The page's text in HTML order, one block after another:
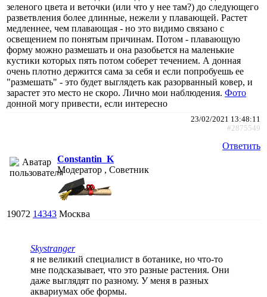
зеленого цвета и веточки (или что у нее там?) до следующего
разветвления более длинные, нежели у плавающей. Растет
медленнее, чем плавающая - но это видимо связано с
освещением по понятым причинам. Потом - плавающую
форму можно размешать и она разобьется на маленькие
кустики которых пять потом соберет течением. А донная
очень плотно держится сама за себя и если попробуешь ее
"размешать" - это будет выглядеть как разорванный ковер, и
зарастет это место не скоро. Лично мои наблюдения. Фото
донной могу привести, если интересно
23/02/2021 13:48:11
#2875549
Ответить
Constantin_K
Модератор , Советник
19072 14343 Москва
Skystranger
я не великий специалист в ботанике, но что-то
мне подсказывает, что это разные растения. Они
даже выглядят по разному. У меня в разных
аквариумах обе формы.